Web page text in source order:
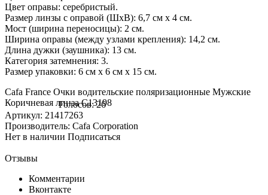
Цвет оправы: серебристый.
Размер линзы с оправой (ШхВ): 6,7 см х 4 см.
Мост (ширина переносицы): 2 см.
Ширина оправы (между узлами крепления): 14,2 см.
Длина дужки (заушника): 13 см.
Категория затемнения: 3.
Размер упаковки: 6 см х 6 см х 15 см.
Cafa France Очки водительские поляризационные Мужские
Коричневая линза С13198
Голосов: 26
Артикул: 21417263
Производитель: Cafa Corporation
Нет в наличии Подписаться
Отзывы
Комментарии
Вконтакте